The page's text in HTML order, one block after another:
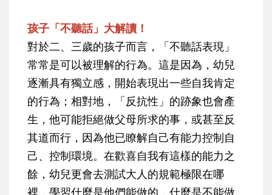
孩子「不聽話」大解讀！
對於二、三歲的孩子而言，「不聽話表現」
常常是可以被理解的行為。這是因為，幼兒
逐漸具有獨立感，開始表現出一些自我肯定
的行為；相對地，「反抗性」的跡象也會產
生，他可能拒絕做父母所求的事，或甚至反
其道而行，因為他已瞭解自己有能力控制自
己、控制環境。在歡喜自我有這樣的能力之
餘，幼兒更會去測試大人的規範極限在哪
裡，學習什麼是他們能做的，什麼是不能做